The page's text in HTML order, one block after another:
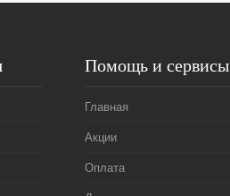
Помощь и сервисы
Главная
Акции
Оплата